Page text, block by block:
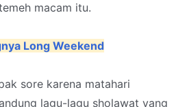
macam itu.
Long Weekend
sore karena matahari
lagu-lagu sholawat yang